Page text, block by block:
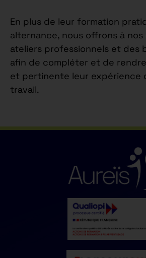
En plus de leur formation
alternance, nous offrons à
ateliers professionnels et des
afin de compléter et de
et pertinente leur expérience
travail.